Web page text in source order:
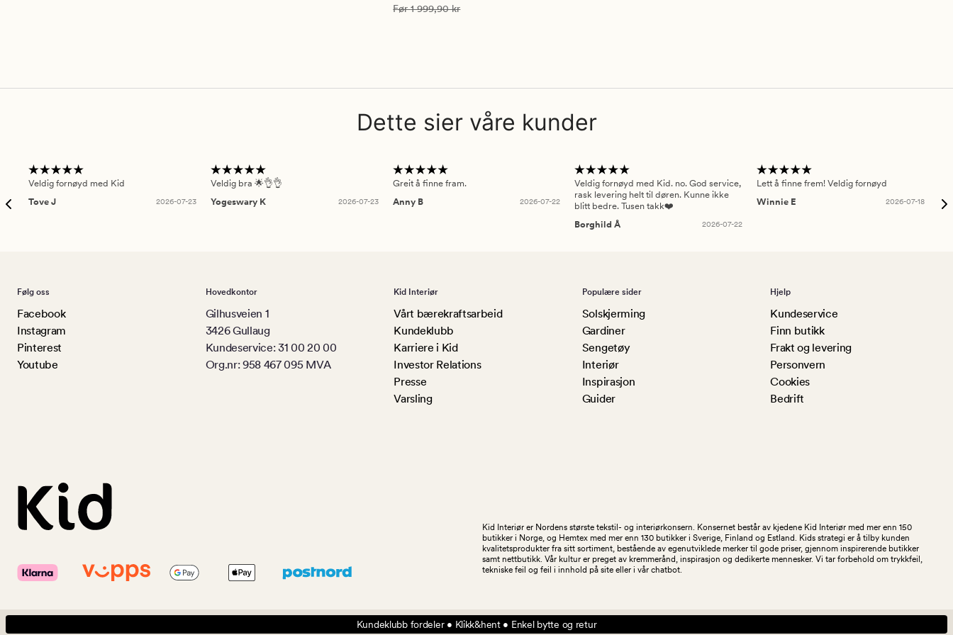
4.5
Vanlig pris 1 999,90 kr
Før1 999,90 kr
Dette sier våre kunder
Veldig fornøyd med Kid
Tove J
2026-07-23
Veldig bra 🌟👌👌
Yogeswary K
2026-07-23
Greit å finne fram.
Anny B
2026-07-22
Veldig fornøyd med Kid. no. God service,
rask levering helt til døren. Kunne ikke
blitt bedre. Tusen takk❤️
Borghild Å
2026-07-22
Lett å finne frem! Veldig fornøyd
Winnie E
2026-07-18
Følg oss
Facebook
Instagram
Pinterest
Youtube
Hovedkontor
Gilhusveien 1
3426 Gullaug
Kundeservice: 31 00 20 00
Org.nr: 958 467 095 MVA
Kid Interiør
Vårt bærekraftsarbeid
Kundeklubb
Karriere i Kid
Investor Relations
Presse
Varsling
Populære sider
Solskjerming
Gardiner
Sengetøy
Interiør
Inspirasjon
Guider
Hjelp
Kundeservice
Finn butikk
Frakt og levering
Personvern
Cookies
Bedrift
Kid Interiør er Nordens største tekstil- og interiørkonsern. Konsernet består av kjedene Kid Interiør med mer enn 150
butikker i Norge, og Hemtex med mer enn 130 butikker i Sverige, Finland og Estland. Kids strategi er å tilby kunden
kvalitetsprodukter fra sitt sortiment, bestående av egenutviklede merker til gode priser, gjennom inspirerende butikker
samt nettbutikk. Vår kultur er preget av kremmerånd, inspirasjon og dedikerte mennesker. Vi tar forbehold om trykkfeil,
tekniske feil og feil i innhold på site eller i vår chatbot.
Kundeklubb fordeler • Klikk&hent • Enkel bytte og retur